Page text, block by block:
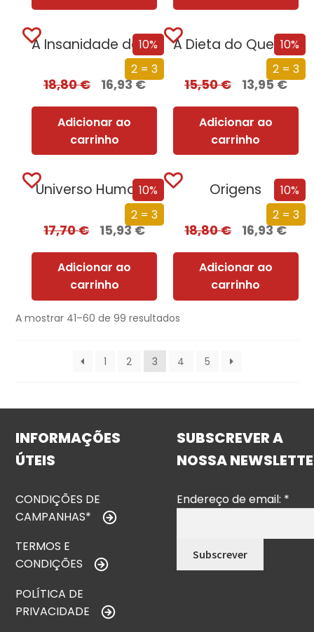
10%
2 = 3
A Insanidade das Massas
18,80€ 16,93€
Adicionar ao
carrinho
10%
2 = 3
A Dieta do Que Se F*da
15,50€ 13,95€
Adicionar ao
carrinho
10%
2 = 3
Universo Humano
17,70€ 15,93€
Adicionar ao
carrinho
10%
2 = 3
Origens
18,80€ 16,93€
Adicionar ao
carrinho
A mostrar 41–60 de 99 resultados
1 2 3 4 5
INFORMAÇÕES
ÚTEIS
CONDIÇÕES DE
CAMPANHAS*
TERMOS E
CONDIÇÕES
POLÍTICA DE
PRIVACIDADE
SUBSCREVER A
NOSSA
Endereço de email: *